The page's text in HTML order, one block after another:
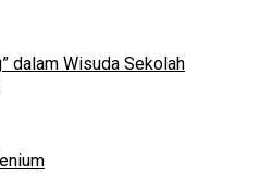
dalam Wisuda Sekolah